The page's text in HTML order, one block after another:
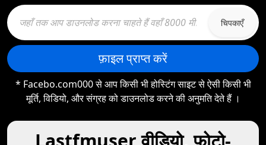
चिपकाएँ
फ़ाइल प्राप्त करें
* Facebo.com000 से आप किसी भी होस्टिंग साइट से ऐसी किसी भी
मूर्ति, विडियो, और संग्रह को डाउनलोड करने की अनुमति देते हैं ।